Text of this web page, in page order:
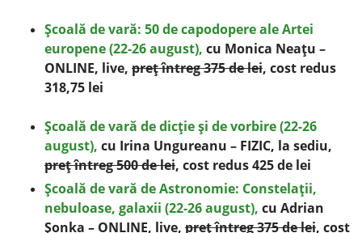
Şcoală de vară: 50 de capodopere ale Artei
europene (22-26 august), cu Monica Neaţu –
ONLINE, live, preţ întreg 375 de lei, cost redus
318,75 lei
Şcoală de vară de dicţie şi de vorbire (22-26
august), cu Irina Ungureanu – FIZIC, la sediu,
preţ întreg 500 de lei, cost redus 425 de lei
Şcoală de vară de Astronomie: Constelaţii,
nebuloase, galaxii (22-26 august), cu Adrian
Şonka – ONLINE, live, preţ întreg 375 de lei, cost